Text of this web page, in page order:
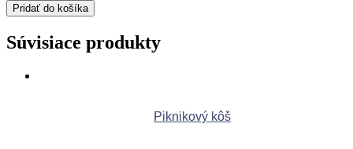
Pridať do košíka
Súvisiace produkty
Piknikový kôš